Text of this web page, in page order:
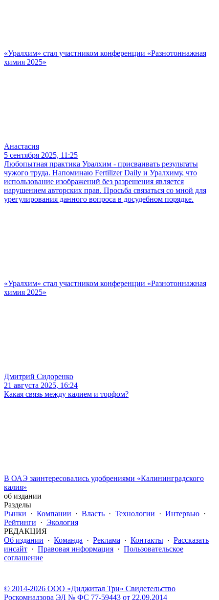
«Уралхим» стал участником конференции «Разнотоннажная
химия 2025»
Анастасия
5 сентября 2025, 11:25
Любопытная практика Уралхим - присваивать результаты
чужого труда. Напоминаю Fertilizer Daily и Уралхиму, что
использование изображений без разрешения является
нарушением авторских прав. Просьба связаться со мной для
урегулирования данного вопроса в досудебном порядке.
«Уралхим» стал участником конференции «Разнотоннажная
химия 2025»
Дмитрий Сидоренко
21 августа 2025, 16:24
Какая связь между калием и торфом?
В ОАЭ заинтересовались удобрениями «Калининградского
калия»
об издании
Разделы
Рынки · Компании · Власть · Технологии · Интервью ·
Рейтинги · Экология
РЕДАКЦИЯ
Об издании · Команда · Реклама · Контакты · Рассказать
инсайт · Правовая информация · Пользовательское
соглашение
© 2014-2026 ООО «Диджитал Три» Свидетельство
Роскомнадзора ЭЛ № ФС 77-59443 от 22.09.2014